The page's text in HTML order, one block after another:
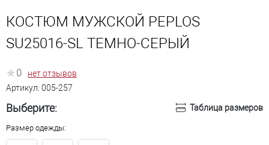
КОСТЮМ МУЖСКОЙ PEPLOS
SU25016-SL ТЕМНО-СЕРЫЙ
0
нет отзывов
Артикул: 005-257
Выберите: Таблица размеров
Размер одежды: